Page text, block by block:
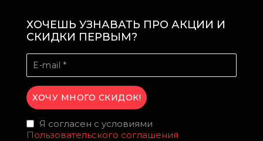
ХОЧЕШЬ УЗНАВАТЬ ПРО АКЦИИ И
СКИДКИ ПЕРВЫМ?
Я согласен с условиями
Пользовательского соглашения